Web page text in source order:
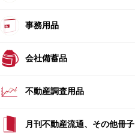
事務用品
会社備蓄品
不動産調査用品
月刊不動産流通、その他冊子